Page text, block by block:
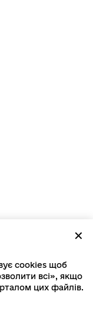
✕
cookies щоб
всі», якщо
цих файлів.